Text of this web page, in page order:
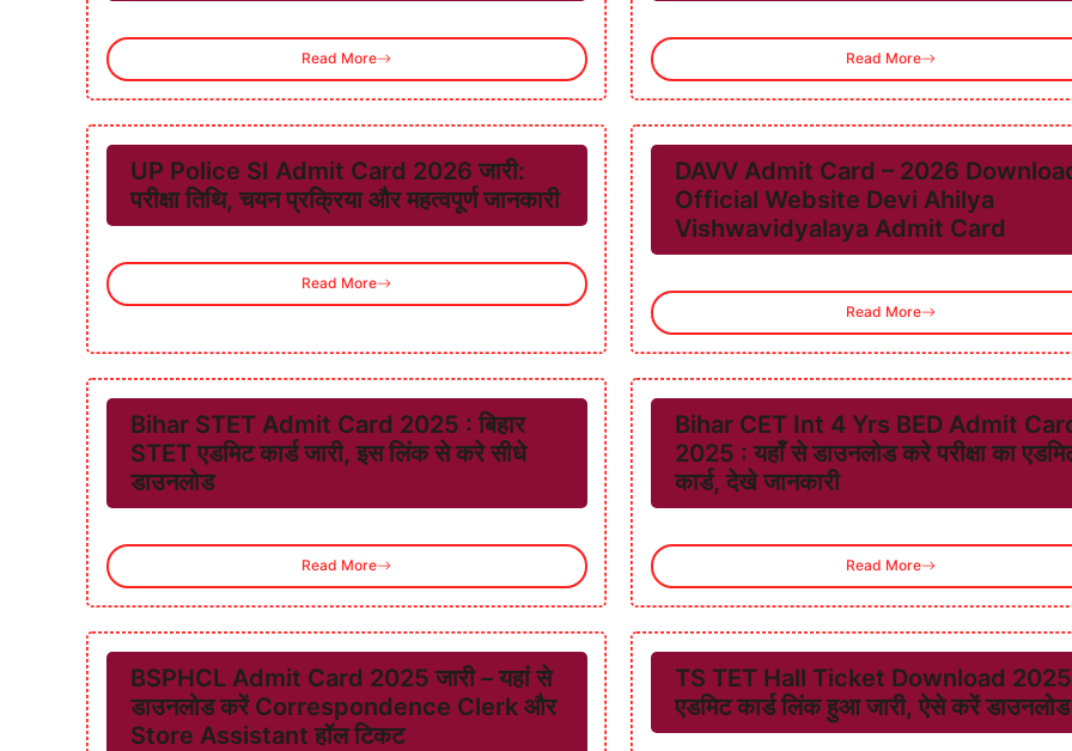
Read More Read More
UP Police SI Admit Card 2026 जारी:
परीक्षा तिथि, चयन प्रक्रिया और महत्वपूर्ण जानकारी
Read More
DAVV Admit Card – 2026
Official Website Devi Ahilya
Vishwavidyalaya Admit Card
Read More
Bihar STET Admit Card 2025 : बिहार
STET एडमिट कार्ड जारी, इस लिंक से करे सीधे
डाउनलोड
Read More
Bihar CET Int 4 Yrs BED Admit
2025 : यहाँ से डाउनलोड करे परीक्षा का
कार्ड, देखे जानकारी
Read More
BSPHCL Admit Card 2025 जारी – यहां से
डाउनलोड करें Correspondence Clerk और
Store Assistant हॉल टिकट
TS TET Hall Ticket Download
एडमिट कार्ड लिंक हुआ जारी, ऐसे करें डाउनलोड